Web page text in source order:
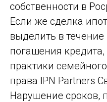
собственности в
Если же сделка
выделить в течение
погашения кредита,
практики
права IPN Partners
Нарушение сроков,